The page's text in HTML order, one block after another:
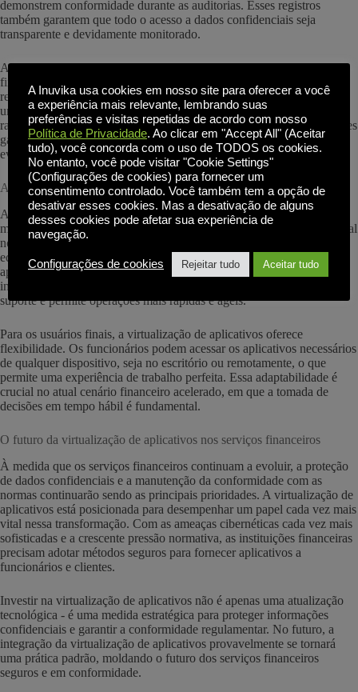
demonstrem conformidade durante as auditorias. Esses registros
também garantem que todo o acesso a dados confidenciais seja
transparente e devidamente monitorado.
Ao centralizar os aplicativos em um ambiente virtual, as instituições
financeiras podem aplicar políticas de segurança consistentes,
reduzindo as chances de erro humano e garantindo a conformidade
uniforme em todos os departamentos. A capacidade de adaptar
rapidamente as configurações em resposta às mudanças regulamentares
garante que a organização permaneça alinhada com os padrões em
evolução.
Aumento da eficiência operacional por meio da virtualização
Além da segurança e da conformidade, a virtualização de aplicativos
melhora significativamente a eficiência operacional - um fator essencial
no setor financeiro. Ao centralizar o gerenciamento de aplicativos, as
equipes de TI podem solucionar problemas, implementar novos
aplicativos e gerenciar o acesso dos usuários a partir de uma única
interface. Esse controle centralizado reduz a carga das equipes de
suporte e permite operações mais rápidas e ágeis.
Para os usuários finais, a virtualização de aplicativos oferece
flexibilidade. Os funcionários podem acessar os aplicativos necessários
de qualquer dispositivo, seja no escritório ou remotamente, o que
permite uma experiência de trabalho perfeita. Essa adaptabilidade é
crucial no atual cenário financeiro acelerado, em que a tomada de
decisões em tempo hábil é fundamental.
O futuro da virtualização de aplicativos nos serviços financeiros
À medida que os serviços financeiros continuam a evoluir, a proteção
de dados confidenciais e a manutenção da conformidade com as
normas continuarão sendo as principais prioridades. A virtualização de
aplicativos está posicionada para desempenhar um papel cada vez mais
vital nessa transformação. Com as ameaças cibernéticas cada vez mais
sofisticadas e a crescente pressão normativa, as instituições financeiras
precisam adotar métodos seguros para fornecer aplicativos a
funcionários e clientes.
Investir na virtualização de aplicativos não é apenas uma atualização
tecnológica - é uma medida estratégica para proteger informações
confidenciais e garantir a conformidade regulamentar. No futuro, a
integração da virtualização de aplicativos provavelmente se tornará
uma prática padrão, moldando o futuro dos serviços financeiros
seguros e em conformidade.
A Inuvika usa cookies em nosso site para oferecer a você
a experiência mais relevante, lembrando suas
preferências e visitas repetidas de acordo com nosso
Política de Privacidade. Ao clicar em "Accept All" (Aceitar
tudo), você concorda com o uso de TODOS os cookies.
No entanto, você pode visitar "Cookie Settings"
(Configurações de cookies) para fornecer um
consentimento controlado. Você também tem a opção de
desativar esses cookies. Mas a desativação de alguns
desses cookies pode afetar sua experiência de
navegação.
Configurações de cookies Rejeitar tudo Aceitar tudo